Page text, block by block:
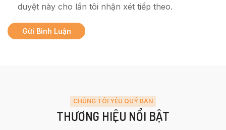
duyệt này cho lần tôi nhận xét tiếp theo.
CHÚNG TÔI YÊU QUÝ BẠN
THƯƠNG HIỆU NỔI BẬT